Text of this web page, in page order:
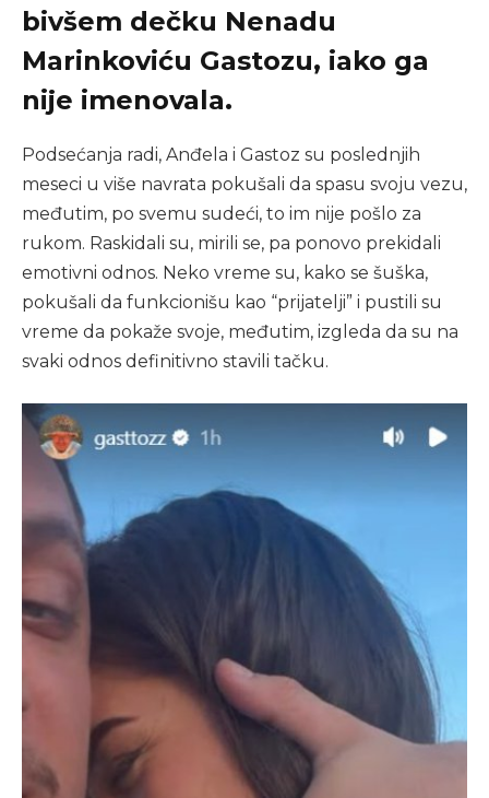
bivšem dečku Nenadu
Marinkoviću Gastozu, iako ga
nije imenovala.
Podsećanja radi, Anđela i Gastoz su poslednjih
meseci u više navrata pokušali da spasu svoju vezu,
međutim, po svemu sudeći, to im nije pošlo za
rukom. Raskidali su, mirili se, pa ponovo prekidali
emotivni odnos. Neko vreme su, kako se šuška,
pokušali da funkcionišu kao “prijatelji” i pustili su
vreme da pokaže svoje, međutim, izgleda da su na
svaki odnos definitivno stavili tačku.